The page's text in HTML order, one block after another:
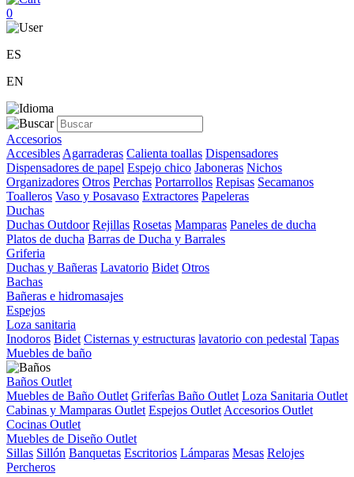
0
ES
EN
Accesorios
Accesibles Agarraderas Calienta toallas Dispensadores
Dispensadores de papel Espejo chico Jaboneras Nichos
Organizadores Otros Perchas Portarrollos Repisas Secamanos
Toalleros Vaso y Posavaso Extractores Papeleras
Duchas
Duchas Outdoor Rejillas Rosetas Mamparas Paneles de ducha
Platos de ducha Barras de Ducha y Barrales
Griferia
Duchas y Bañeras Lavatorio Bidet Otros
Bachas
Bañeras e hidromasajes
Espejos
Loza sanitaria
Inodoros Bidet Cisternas y estructuras lavatorio con pedestal Tapas
Muebles de baño
Baños Outlet
Muebles de Baño Outlet Griferîas Baño Outlet Loza Sanitaria Outlet
Cabinas y Mamparas Outlet Espejos Outlet Accesorios Outlet
Cocinas Outlet
Muebles de Diseño Outlet
Sillas Sillón Banquetas Escritorios Lámparas Mesas Relojes
Percheros